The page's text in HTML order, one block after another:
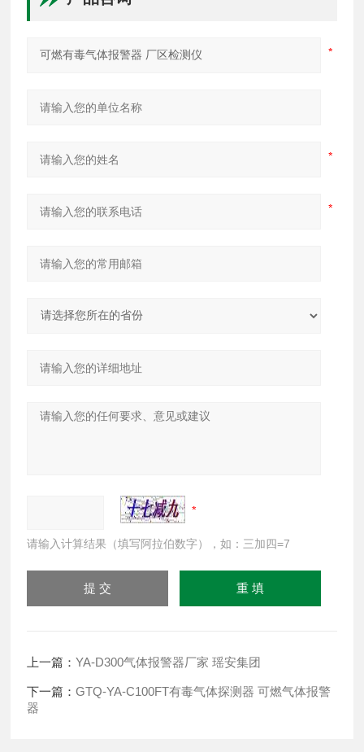
请输入计算结果（填写阿拉伯数字），如：三加四=7
上一篇：YA-D300气体报警器厂家 瑶安集团
下一篇：GTQ-YA-C100FT有毒气体探测器 可燃气体报警
器